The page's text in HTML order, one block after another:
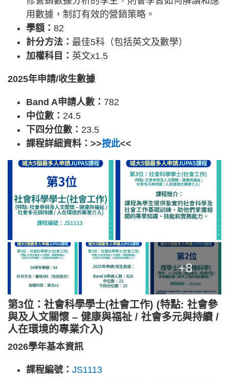
用數據，制訂有效的營銷策略。
學額： 82
計分方法： 最佳5科（包括英文及數學）
加權科目： 英文x1.5
2025年申請/收生數據
Band A申請人數： 782
中位數： 24.5
下四分位數： 23.5
課程詳細資料：>>按此<<
+8
第3位：社會科學學士(社會工作) (特點: 社會參
與及人文關懷 – 健康與福祉 / 社會多元與持續 /
人在環境的專業介入)
2026學年基本資訊
課程編號： JS1113